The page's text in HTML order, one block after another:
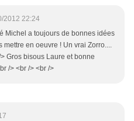
2012 22:24
Michel a toujours de bonnes idées
mettre en oeuvre ! Un vrai Zorro....
Gros bisous Laure et bonne
/> <br /> <br />